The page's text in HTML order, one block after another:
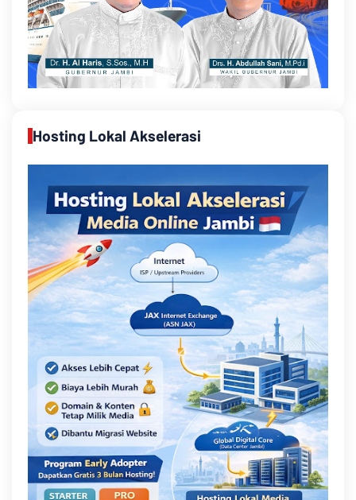
Hosting Lokal Akselerasi